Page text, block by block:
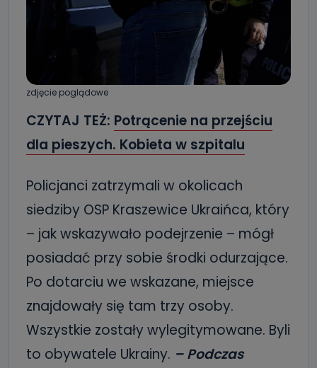
zdjęcie poglądowe
CZYTAJ TEŻ: Potrącenie na przejściu
dla pieszych. Kobieta w szpitalu
Policjanci zatrzymali w okolicach
siedziby OSP Kraszewice Ukraińca, który
– jak wskazywało podejrzenie – mógł
posiadać przy sobie środki odurzające.
Po dotarciu we wskazane, miejsce
znajdowały się tam trzy osoby.
Wszystkie zostały wylegitymowane. Byli
to obywatele Ukrainy. – Podczas